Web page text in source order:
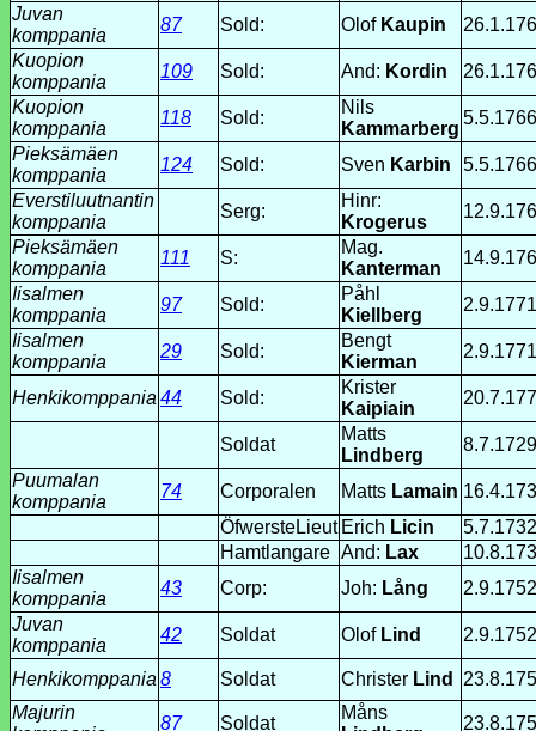
Juvan
komppania
87 Sold: Olof Kaupin
Kuopion
komppania
109 Sold: And: Kordin
Kuopion
komppania
118 Sold:
Nils
Kammarberg
5.5.1766
Pieksämäen
komppania
124 Sold: Sven Karbin
5.5.1766
Everstiluutnantin
komppania
Serg:
Hinr:
Krogerus
Pieksämäen
komppania
111 S:
Mag.
Kanterman
Iisalmen
komppania
97 Sold:
Påhl
Kiellberg
2.9.1771
Iisalmen
komppania
29 Sold:
Bengt
Kierman
2.9.1771
Henkikomppania 44 Sold:
Krister
Kaipiain
Soldat
Matts
Lindberg
8.7.1729
Puumalan
komppania
74 Corporalen Matts Lamain
ÖfwersteLieut Erich Licin
5.7.1732
Hamtlangare And: Lax
Iisalmen
komppania
43 Corp: Joh: Lång
2.9.1752
Juvan
komppania
42 Soldat Olof Lind 2.9.1752
Henkikomppania 8 Soldat Christer Lind
Majurin
87 Soldat
Måns